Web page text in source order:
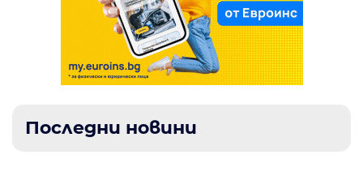
Последни новини